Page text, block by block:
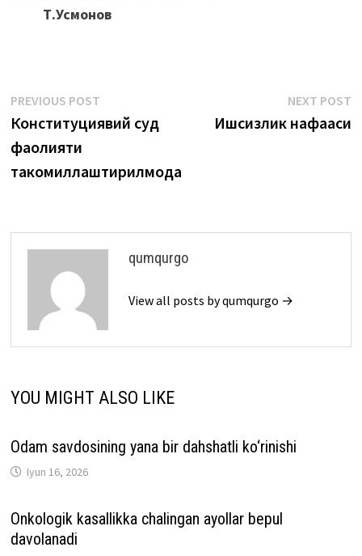
Т.Усмонов
Post
menyusi
PREVIOUS POSTPrevious
post:
Конституциявий суд
фаолияти
такомиллаштирилмоқда
NEXT POST
Ишсизлик нафақаси
qumqurgo
View all posts by qumqurgo →
YOU MIGHT ALSO LIKE
Odam savdosining yana bir dahshatli ko‘rinishi
Iyun 16, 2026
Onkologik kasallikka chalingan ayollar bepul
davolanadi